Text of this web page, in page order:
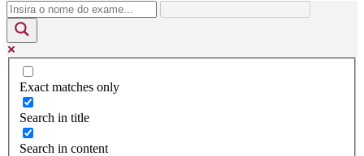
Exact matches only
Search in title
Search in content